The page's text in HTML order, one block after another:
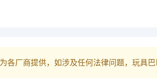
各厂商提供，如涉及任何法律问题，玩具